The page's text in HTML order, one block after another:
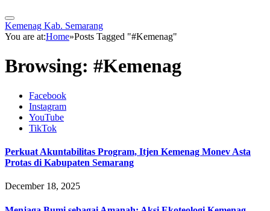
Kemenag Kab. Semarang
You are at:Home»Posts Tagged "#Kemenag"
Browsing: #Kemenag
Facebook
Instagram
YouTube
TikTok
Perkuat Akuntabilitas Program, Itjen Kemenag Monev Asta
Protas di Kabupaten Semarang
December 18, 2025